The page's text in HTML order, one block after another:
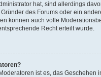
hat, sind allerdings
des Forums oder ein
können auch volle
Recht erteilt wurde.
ist es, das Geschehen